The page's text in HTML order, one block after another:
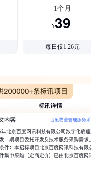
1个月
¥39
每日仅1.26元